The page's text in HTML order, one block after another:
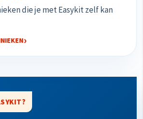
die je met Easykit zelf kan